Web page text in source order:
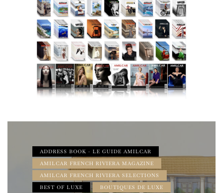
ADDRESS BOOK - LE GUIDE AMILCAR
AMILCAR FRENCH RIVIERA MAGAZINE
AMILCAR FRENCH RIVIERA SELECTIONS
BEST OF LUXE
BOUTIQUES DE LUXE